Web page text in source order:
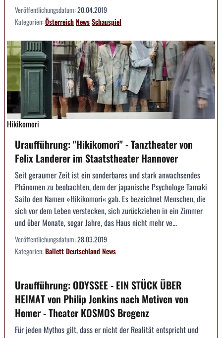
Veröffentlichungsdatum:20.04.2019
Kategorien:ÖsterreichNewsSchauspiel
Hikikomori
Uraufführung: "Hikikomori" - Tanztheater von
Felix Landerer im Staatstheater Hannover
Seit geraumer Zeit ist ein sonderbares und stark anwachsendes
Phänomen zu beobachten, dem der japanische Psychologe Tamaki
Saito den Namen »Hikikomori« gab. Es bezeichnet Menschen, die
sich vor dem Leben verstecken, sich zurückziehen in ein Zimmer
und über Monate, sogar Jahre, das Haus nicht mehr ve...
Veröffentlichungsdatum:28.03.2019
Kategorien:BallettDeutschlandNews
Uraufführung: ODYSSEE - EIN STÜCK ÜBER
HEIMAT von Philip Jenkins nach Motiven von
Homer - Theater KOSMOS Bregenz
Für jeden Mythos gilt, dass er nicht der Realität entspricht und